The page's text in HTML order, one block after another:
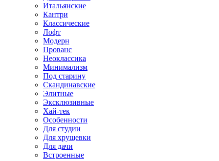
Итальянские
Кантри
Классические
Лофт
Модерн
Прованс
Неоклассика
Минимализм
Под старину
Скандинавские
Элитные
Эксклюзивные
Хай-тек
Особенности
Для студии
Для хрущевки
Для дачи
Встроенные